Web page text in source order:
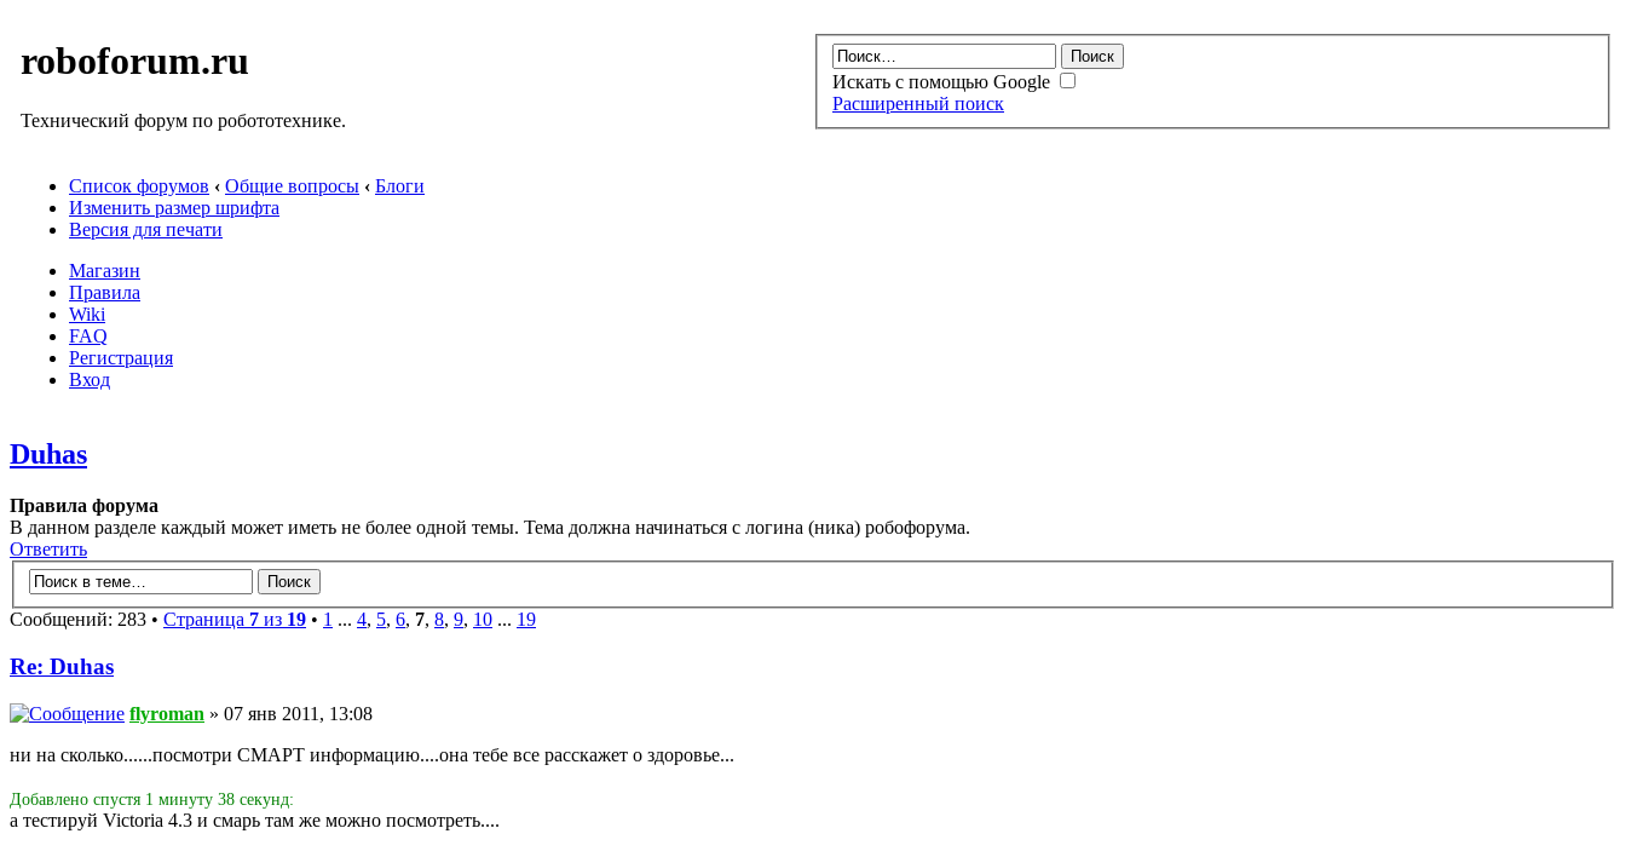
roboforum.ru
Технический форум по робототехнике.
Искать с помощью Google
Расширенный поиск
Список форумов ‹ Общие вопросы ‹ Блоги
Изменить размер шрифта
Версия для печати
Магазин
Правила
Wiki
FAQ
Регистрация
Вход
Duhas
Правила форума
В данном разделе каждый может иметь не более одной темы. Тема должна начинаться с логина (ника) робофорума.
Ответить
Сообщений: 283 • Страница 7 из 19 • 1 ... 4, 5, 6, 7, 8, 9, 10 ... 19
Re: Duhas
flyroman » 07 янв 2011, 13:08
ни на сколько......посмотри СМАРТ информацию....она тебе все расскажет о здоровье...
Добавлено спустя 1 минуту 38 секунд:
а тестируй Victoria 4.3 и смарь там же можно посмотреть....